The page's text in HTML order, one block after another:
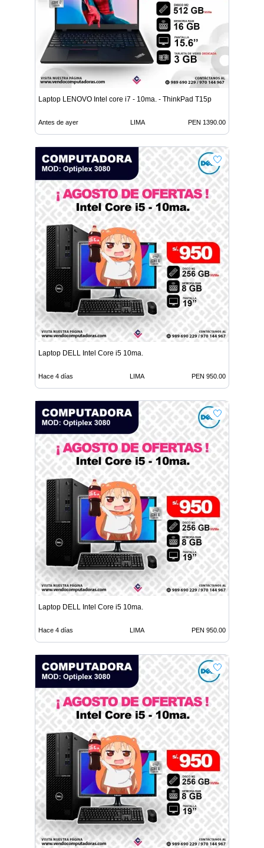
Laptop LENOVO Intel core i7 - 10ma. - ThinkPad T15p
Antes de ayer LIMA PEN 1390.00
Laptop DELL Intel Core i5 10ma.
Hace 4 días LIMA PEN 950.00
Laptop DELL Intel Core i5 10ma.
Hace 4 días LIMA PEN 950.00